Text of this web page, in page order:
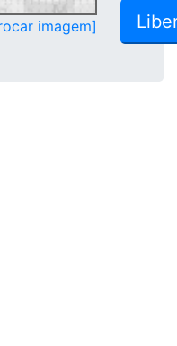
imagem]